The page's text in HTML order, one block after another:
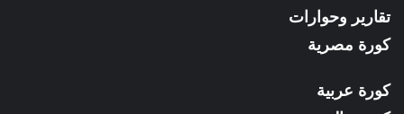
تقارير وحوارات
كورة مصرية
كورة عربية